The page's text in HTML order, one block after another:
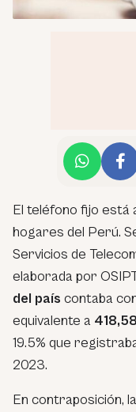
El teléfono fijo está
hogares del Perú.
Servicios de
elaborada por
del país contaba
equivalente a
19.5% que
2023.
En contraposición,